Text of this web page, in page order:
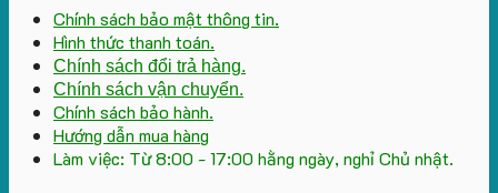
Chính sách bảo mật thông tin.
Hình thức thanh toán.
Chính sách đổi trả hàng.
Chính sách vận chuyển.
Chính sách bảo hành.
Hướng dẫn mua hàng
Làm việc: Từ 8:00 - 17:00 hằng ngày, nghỉ Chủ nhật.